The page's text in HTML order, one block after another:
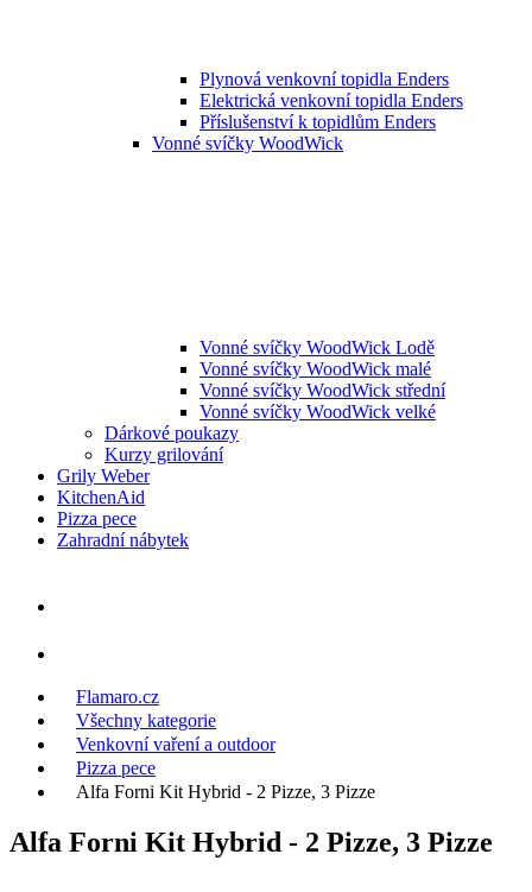
Plynová venkovní topidla Enders
Elektrická venkovní topidla Enders
Příslušenství k topidlům Enders
Vonné svíčky WoodWick
Vonné svíčky WoodWick Lodě
Vonné svíčky WoodWick malé
Vonné svíčky WoodWick střední
Vonné svíčky WoodWick velké
Dárkové poukazy
Kurzy grilování
Grily Weber
KitchenAid
Pizza pece
Zahradní nábytek
Flamaro.cz
Všechny kategorie
Venkovní vaření a outdoor
Pizza pece
Alfa Forni Kit Hybrid - 2 Pizze, 3 Pizze
Alfa Forni Kit Hybrid - 2 Pizze, 3 Pizze